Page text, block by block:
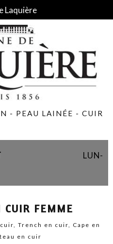
Laquière
- PEAU LAINÉE - CUIR
LUN-
CUIR FEMME
Trench en cuir, Cape en
en cuir